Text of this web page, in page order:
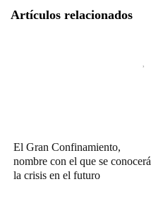
Artículos relacionados
El Gran Confinamiento,
nombre con el que se conocerá
la crisis en el futuro